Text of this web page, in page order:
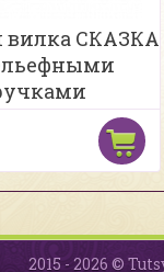
вилка СКАЗКА
2015 - 2026 ©